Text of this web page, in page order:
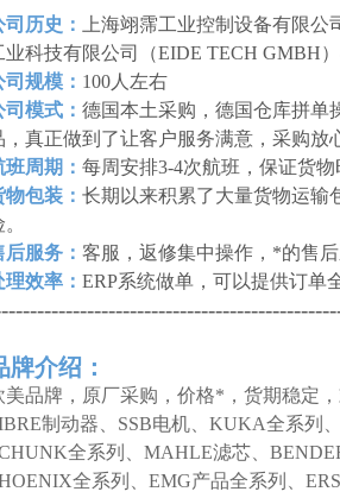
司历史：
上海翊霈工业控制设备有限
业科技有限公司（EIDE TECH GMBH
司规模： 100人左右
司模式： 德国本土采购，德国仓库拼单
，真正做到了让客户服务满意，采购放
班周期： 每周安排3-4次航班，保证货物
物包装： 长期以来积累了大量货物运输
后服务： 客服，返修集中操作，*的售
理效率： ERP系统做单，可以提供订单
牌介绍：
美品牌，原厂采购，价格*，货期稳定，
制动器、SSB电机、KUKA全系列
全系列、MAHLE滤芯、
全系列、EMG产品全系列、